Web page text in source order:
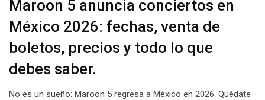
Maroon 5 anuncia conciertos en
México 2026: fechas, venta de
boletos, precios y todo lo que
debes saber.
No es un sueño: Maroon 5 regresa a México en 2026. Quédate